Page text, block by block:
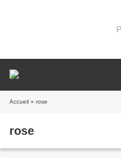
Accueil » rose
rose